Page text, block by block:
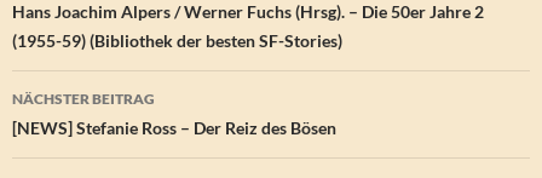
Hans Joachim Alpers / Werner Fuchs (Hrsg). – Die 50er Jahre 2
(1955-59) (Bibliothek der besten SF-Stories)
NÄCHSTER BEITRAG
[NEWS] Stefanie Ross – Der Reiz des Bösen